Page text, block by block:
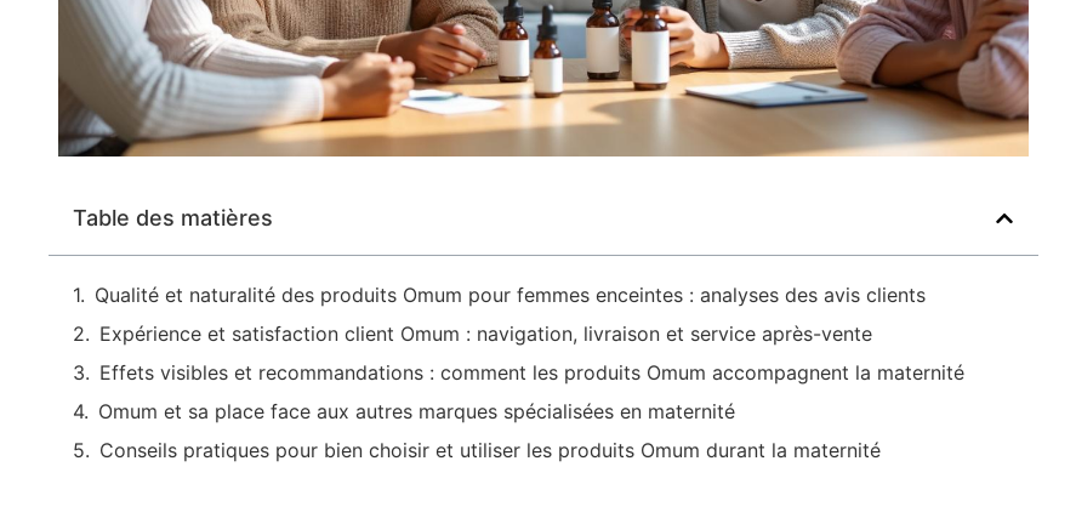
Table des matières
Qualité et naturalité des produits Omum pour femmes enceintes : analyses des avis clients
Expérience et satisfaction client Omum : navigation, livraison et service après-vente
Effets visibles et recommandations : comment les produits Omum accompagnent la maternité
Omum et sa place face aux autres marques spécialisées en maternité
Conseils pratiques pour bien choisir et utiliser les produits Omum durant la maternité